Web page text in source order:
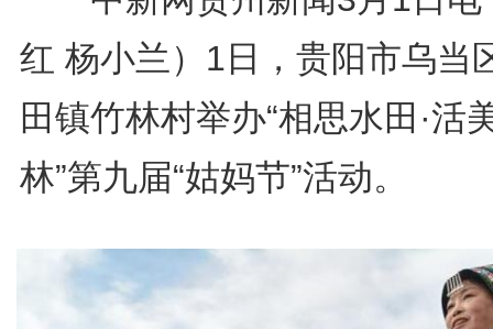
红 杨小兰）1日，贵阳市乌当
田镇竹林村举办“相思水田·活
林”第九届“姑妈节”活动。